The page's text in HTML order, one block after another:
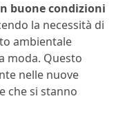
buone condizioni
la necessità di
ambientale
moda. Questo
nelle nuove
che si stanno